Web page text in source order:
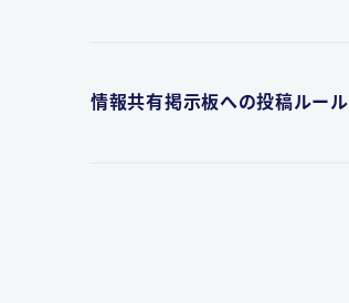
情報共有掲示板への投稿ルール